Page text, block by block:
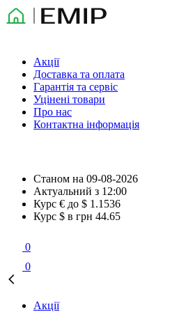
Акції
Доставка та оплата
Гарантія та сервіс
Уцінені товари
Про нас
Контактна інформація
Станом на 09-08-2026
Актуальний з 12:00
Курс € до $ 1.1536
Курс $ в грн 44.65
0
0
Акції